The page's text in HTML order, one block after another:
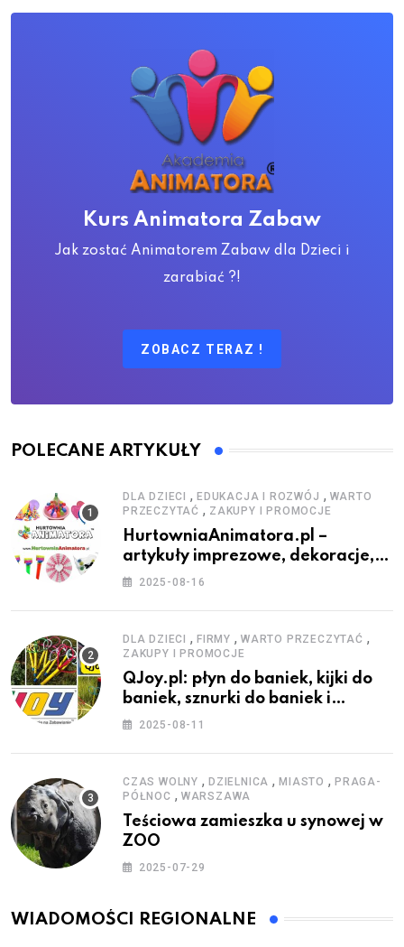
Kurs Animatora Zabaw
Jak zostać Animatorem Zabaw dla Dzieci i
zarabiać ?!
ZOBACZ TERAZ !
POLECANE ARTYKUŁY
DLA DZIECI , EDUKACJA I ROZWÓJ , WARTO
PRZECZYTAĆ , ZAKUPY I PROMOCJE
HurtowniaAnimatora.pl –
artykuły imprezowe, dekoracje,
stroje i akcesoria dla animatorów
2025-08-16
DLA DZIECI , FIRMY , WARTO PRZECZYTAĆ ,
ZAKUPY I PROMOCJE
QJoy.pl: płyn do baniek, kijki do
baniek, sznurki do baniek i
zestawy do baniek
2025-08-11
CZAS WOLNY , DZIELNICA ,MIASTO ,PRAGA-
PÓŁNOC , WARSZAWA
Teściowa zamieszka u synowej w
ZOO
2025-07-29
WIADOMOŚCI REGIONALNE